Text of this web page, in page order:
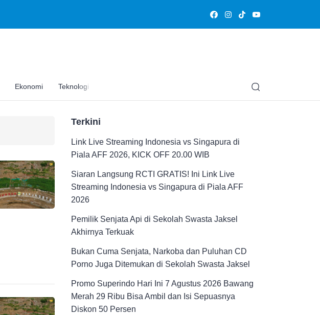
Ekonomi Teknologi Edukasi
Terkini
Link Live Streaming Indonesia vs Singapura di
Piala AFF 2026, KICK OFF 20.00 WIB
Siaran Langsung RCTI GRATIS! Ini Link Live
Streaming Indonesia vs Singapura di Piala AFF
2026
Pemilik Senjata Api di Sekolah Swasta Jaksel
Akhirnya Terkuak
Bukan Cuma Senjata, Narkoba dan Puluhan CD
Porno Juga Ditemukan di Sekolah Swasta Jaksel
Promo Superindo Hari Ini 7 Agustus 2026 Bawang
Merah 29 Ribu Bisa Ambil dan Isi Sepuasnya
Diskon 50 Persen